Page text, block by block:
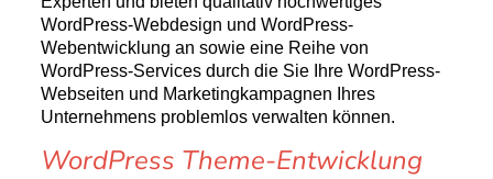
WordPress-Webdesign und WordPress-
Webentwicklung an sowie eine Reihe von
WordPress-Services durch die Sie Ihre WordPress-
Webseiten und Marketingkampagnen Ihres
Unternehmens problemlos verwalten können.
WordPress Theme-Entwicklung